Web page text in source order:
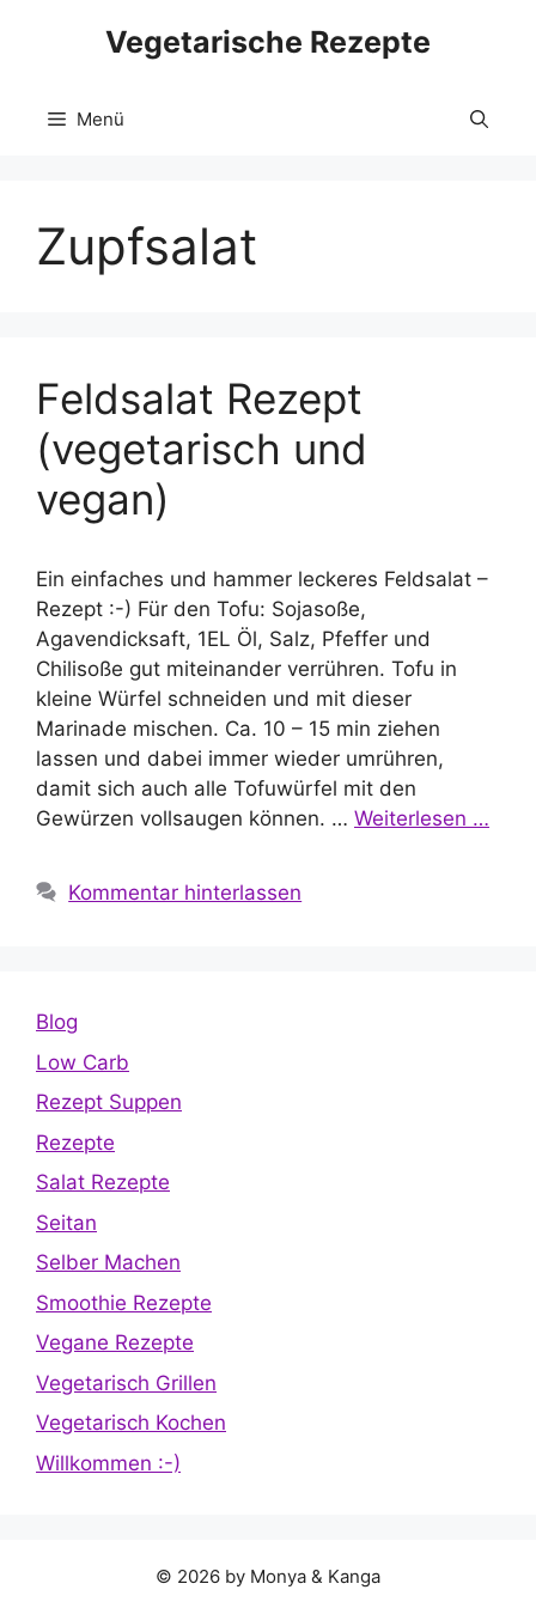
Vegetarische Rezepte
Menü
Zupfsalat
Feldsalat Rezept
(vegetarisch und
vegan)
Ein einfaches und hammer leckeres Feldsalat –
Rezept :-) Für den Tofu: Sojasoße,
Agavendicksaft, 1EL Öl, Salz, Pfeffer und
Chilisoße gut miteinander verrühren. Tofu in
kleine Würfel schneiden und mit dieser
Marinade mischen. Ca. 10 – 15 min ziehen
lassen und dabei immer wieder umrühren,
damit sich auch alle Tofuwürfel mit den
Gewürzen vollsaugen können. … Weiterlesen …
Kommentar hinterlassen
Blog
Low Carb
Rezept Suppen
Rezepte
Salat Rezepte
Seitan
Selber Machen
Smoothie Rezepte
Vegane Rezepte
Vegetarisch Grillen
Vegetarisch Kochen
Willkommen :-)
© 2026 by Monya & Kanga